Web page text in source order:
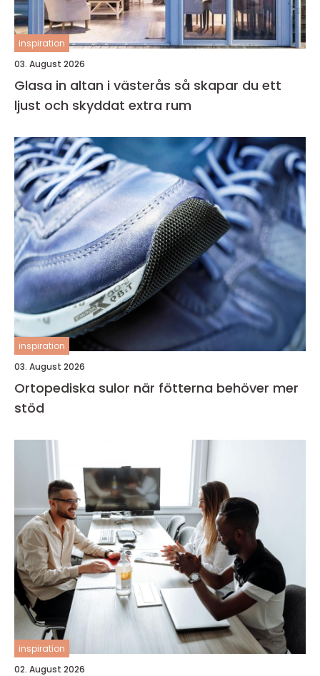
inspiration
03. August 2026
Glasa in altan i västerås så skapar du ett
ljust och skyddat extra rum
inspiration
03. August 2026
Ortopediska sulor när fötterna behöver mer
stöd
inspiration
02. August 2026